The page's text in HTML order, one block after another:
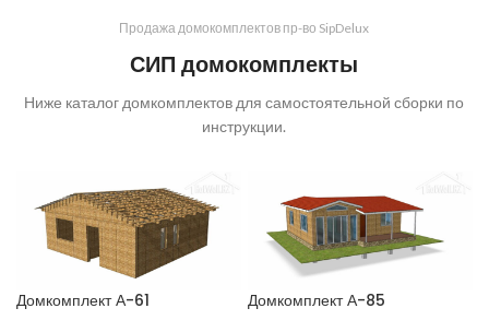
Продажа домокомплектов пр-во SipDelux
СИП домокомплекты
Ниже каталог домкомплектов для самостоятельной сборки по
инструкции.
Домкомплект А-61 Домкомплект А-85